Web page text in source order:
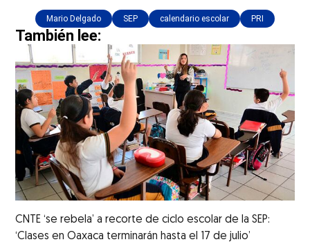
Mario Delgado SEP calendario escolar PRI
También lee:
CNTE ‘se rebela’ a recorte de ciclo escolar de la SEP:
‘Clases en Oaxaca terminarán hasta el 17 de julio’